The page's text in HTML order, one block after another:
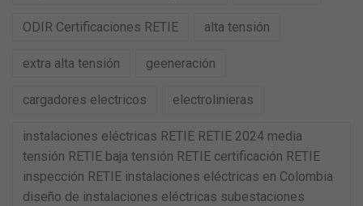
ODIR Certificaciones RETIE alta tensión
extra alta tensión geeneración
cargadores electricos electrolinieras
instalaciones eléctricas RETIE RETIE 2024 media
tensión RETIE baja tensión RETIE certificación RETIE
inspección RETIE instalaciones eléctricas en Colombia
diseño de instalaciones eléctricas subestaciones